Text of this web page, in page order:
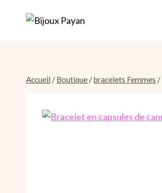
Accueil / Boutique /bracelets Femmes /